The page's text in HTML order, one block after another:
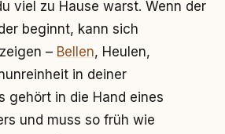
viel zu Hause warst. Wenn der
beginnt, kann sich
– Bellen, Heulen,
in deiner
gehört in die Hand eines
und muss so früh wie